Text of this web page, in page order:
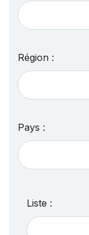
Région :
Pays :
Liste :